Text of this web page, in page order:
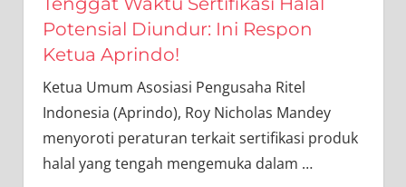
Potensial Diundur: Ini Respon
Ketua Aprindo!
Ketua Umum Asosiasi Pengusaha Ritel
Indonesia (Aprindo), Roy Nicholas Mandey
menyoroti peraturan terkait sertifikasi produk
halal yang tengah mengemuka dalam …